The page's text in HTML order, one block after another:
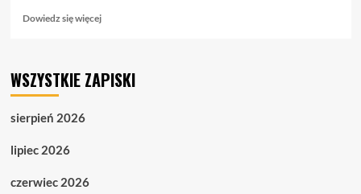
Dowiedz się więcejDowiedz
16.07.
WSZYSTKIE ZAPISKI
sierpień 2026
lipiec 2026
czerwiec 2026